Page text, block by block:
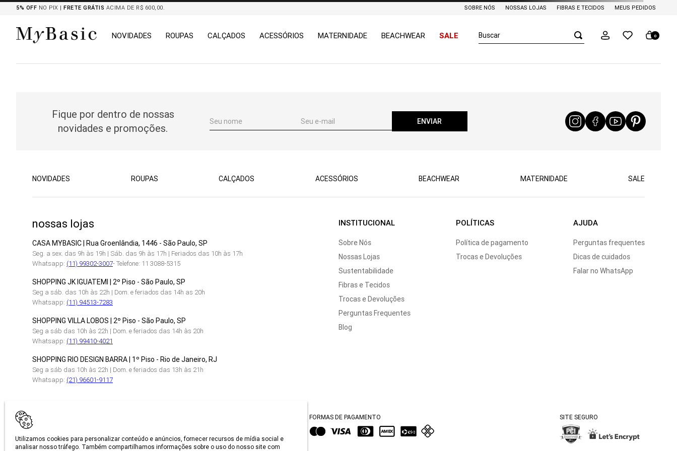
5% OFF NO PIX | FRETE GRÁTIS ACIMA DE R$ 600,00. SOBRE NÓS NOSSAS LOJAS FIBRAS E TECIDOS MEUS PEDIDOS
NOVIDADES ROUPAS CALÇADOS ACESSÓRIOS MATERNIDADE BEACHWEAR SALE Buscar
camisa
0
Utilizamos cookies para personalizar conteúdo e anúncios, fornecer recursos de mídia social e
analisar nosso tráfego. Também compartilhamos informações sobre o uso do nosso site com
Fique por dentro de nossas
novidades e promoções.
ENVIAR
NOVIDADES ROUPAS CALÇADOS ACESSÓRIOS BEACHWEAR MATERNIDADE SALE
nossas lojas
CASA MYBASIC | Rua Groenlândia, 1446 - São Paulo, SP
Seg. a sex. das 9h às 19h | Sáb. das 9h às 17h | Feriados das 10h às 17h
Whatsapp: (11) 99302-3007- Telefone: 11 3088-5315
SHOPPING JK IGUATEMI | 2º Piso - São Paulo, SP
Seg a sáb. das 10h às 22h | Dom. e feriados das 14h as 20h
Whatsapp: (11) 94513-7283
SHOPPING VILLA LOBOS | 2º Piso - São Paulo, SP
Seg a sáb das 10h às 22h | Dom. e feriados das 14h às 20h
Whatsapp: (11) 99410-4021
SHOPPING RIO DESIGN BARRA | 1º Piso - Rio de Janeiro, RJ
Seg a sáb das 10h às 22h | Dom. e feriados das 13h às 21h
Whatsapp: (21) 96601-9117
INSTITUCIONAL
Sobre Nós
Nossas Lojas
Sustentabilidade
Fibras e Tecidos
Trocas e Devoluções
Perguntas Frequentes
Blog
POLÍTICAS
Política de pagamento
Trocas e Devoluções
AJUDA
Perguntas frequentes
Dicas de cuidados
Falar no WhatsApp
FORMAS DE PAGAMENTO SITE SEGURO